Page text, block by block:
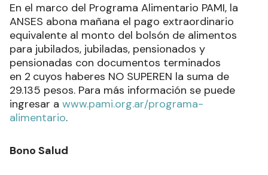
En el marco del Programa Alimentario PAMI, la
ANSES abona mañana el pago extraordinario
equivalente al monto del bolsón de alimentos
para jubilados, jubiladas, pensionados y
pensionadas con documentos terminados
en 2 cuyos haberes NO SUPEREN la suma de
29.135 pesos. Para más información se puede
ingresar a www.pami.org.ar/programa-
alimentario.
Bono Salud